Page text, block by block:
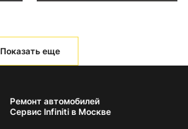
Показать еще
Ремонт автомобилей
Сервис Infiniti в Москве